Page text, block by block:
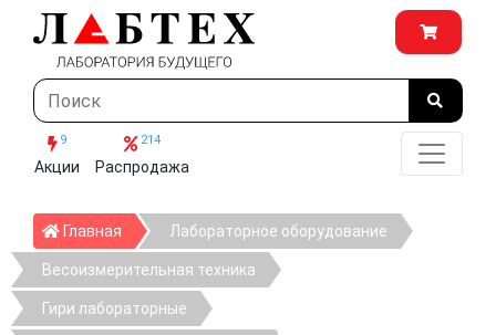
9
Акции
214
Распродажа
Главная ГлавнаяЛабораторное оборудование
Весоизмерительная техника
Гири лабораторные